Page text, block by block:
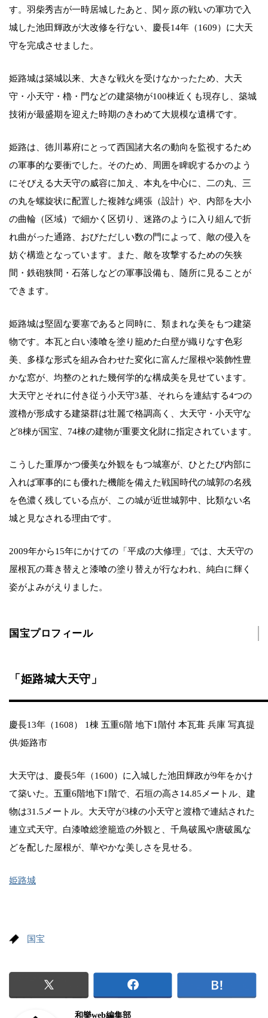
す。羽柴秀吉が一時居城したあと、関ヶ原の戦いの軍功で入
城した池田輝政が大改修を行ない、慶長14年（1609）に大天
守を完成させました。
姫路城は築城以来、大きな戦火を受けなかったため、大天
守・小天守・櫓・門などの建築物が100棟近くも現存し、築城
技術が最盛期を迎えた時期のきわめて大規模な遺構です。
姫路は、徳川幕府にとって西国諸大名の動向を監視するため
の軍事的な要衝でした。そのため、周囲を睥睨するかのよう
にそびえる大天守の威容に加え、本丸を中心に、二の丸、三
の丸を螺旋状に配置した複雑な縄張（設計）や、内部を大小
の曲輪（区域）で細かく区切り、迷路のように入り組んで折
れ曲がった通路、おびただしい数の門によって、敵の侵入を
妨ぐ構造となっています。また、敵を攻撃するための矢狭
間・鉄砲狭間・石落しなどの軍事設備も、随所に見ることが
できます。
姫路城は堅固な要塞であると同時に、類まれな美をもつ建築
物です。本瓦と白い漆喰を塗り籠めた白壁が織りなす色彩
美、多様な形式を組み合わせた変化に富んだ屋根や装飾性豊
かな窓が、均整のとれた幾何学的な構成美を見せています。
大天守とそれに付き従う小天守3基、それらを連結する4つの
渡櫓が形成する建築群は壮麗で格調高く、大天守・小天守な
ど8棟が国宝、74棟の建物が重要文化財に指定されています。
こうした重厚かつ優美な外観をもつ城塞が、ひとたび内部に
入れば軍事的にも優れた機能を備えた戦国時代の城郭の名残
を色濃く残している点が、この城が近世城郭中、比類ない名
城と見なされる理由です。
2009年から15年にかけての「平成の大修理」では、大天守の
屋根瓦の葺き替えと漆喰の塗り替えが行なわれ、純白に輝く
姿がよみがえりました。
国宝プロフィール
「姫路城大天守」
慶長13年（1608） 1棟 五重6階 地下1階付 本瓦葺 兵庫 写真提
供/姫路市
大天守は、慶長5年（1600）に入城した池田輝政が9年をかけ
て築いた。五重6階地下1階で、石垣の高さ14.85メートル、建
物は31.5メートル。大天守が3棟の小天守と渡櫓で連結された
連立式天守。白漆喰総塗籠造の外観と、千鳥破風や唐破風な
どを配した屋根が、華やかな美しさを見せる。
姫路城
国宝
和樂web編集部